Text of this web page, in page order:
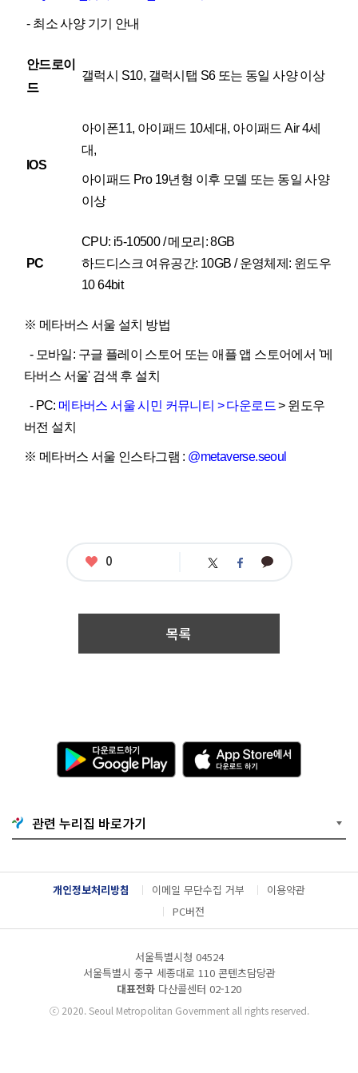
- 최소 사양 기기 안내
안드로이
드
갤럭시 S10, 갤럭시탭 S6 또는 동일 사양 이상
IOS
아이폰11, 아이패드 10세대, 아이패드 Air 4세
대,
아이패드 Pro 19년형 이후 모델 또는 동일 사양
이상
PC
CPU: i5-10500 / 메모리: 8GB
하드디스크 여유공간: 10GB / 운영체제: 윈도우
10 64bit
※ 메타버스 서울 설치 방법
- 모바일: 구글 플레이 스토어 또는 애플 앱 스토어에서 '메
타버스 서울' 검색 후 설치
- PC: 메타버스 서울 시민 커뮤니티 > 다운로드 > 윈도우
버전 설치
※ 메타버스 서울 인스타그램 : @metaverse.seoul
좋
0 트 페 카
목록
다
운
로
기
G
o
g
l
e
l
A
p
p
e
서
다
운
드
관련 누리집 바로가기
개인정보처리방침 이메일 무단수집 거부
이용약관
PC버전
서울특별시청 04524
서울특별시 중구 세종대로 110 콘텐츠담당관
대표전화 다산콜센터 02-120
ⓒ2020. Seoul Metropolitan Government all rights reserved.